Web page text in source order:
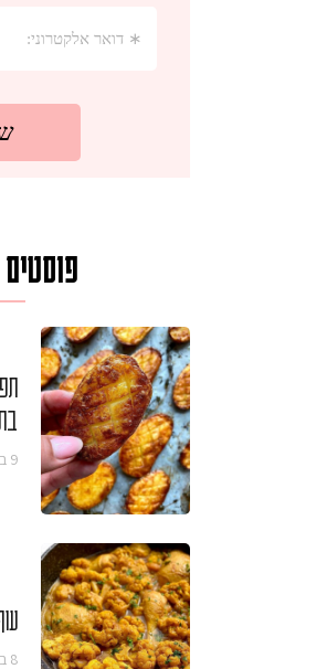
9 ביוני 2026
8 ביוני 2026